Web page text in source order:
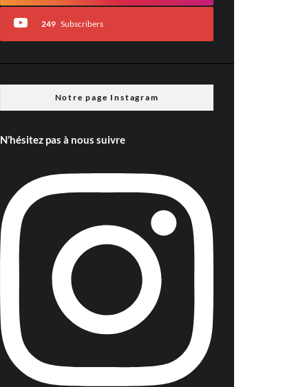
249 Subscribers
Notre page Instagram
N’hésitez pas à nous suivre